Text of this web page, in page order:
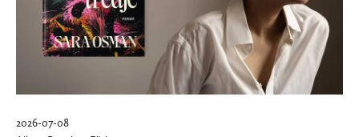
2026-07-08